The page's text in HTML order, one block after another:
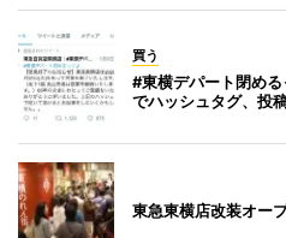
買う
#東横デパート閉め
でハッシュタグ、投
東急東横店改装オー